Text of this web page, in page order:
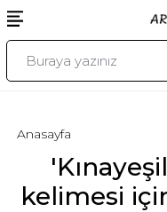
kelimesi
Anasayfa